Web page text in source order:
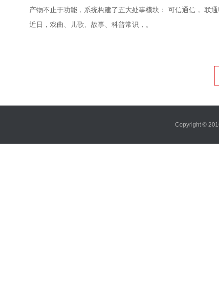
产物不止于功能，系统构建了五大处事模块： 可信通信， 联
近日，戏曲、儿歌、故事、科普常识，。
Copyright ©